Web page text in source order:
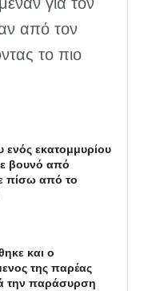
από τον
το πιο
ενός εκατομμυρίου
βουνό από
πίσω από το
και ο
της παρέας
την παράσυρση